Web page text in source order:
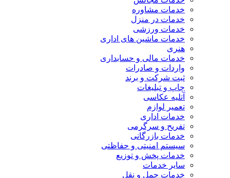
خدمات مشاوره
خدمات در منزل
خدمات ورزشی
خدمات ماشین های اداری
هنری
خدمات مالی و حسابداری
واردات و صادرات
ثبت شرکت و برند
چاپ و تبلیغات
آتلیه عکاسی
تعمیر لوازم
خدمات اداری
تفریح و سرگرمی
خدمات بازرگانی
سیستم امنیتی و حفاظتی
خدمات پخش و توزیع
سایر خدمات
خدمات حمل و نقل